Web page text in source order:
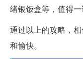
绪银饭盒等，值得一
通过以上的攻略，
和愉快。